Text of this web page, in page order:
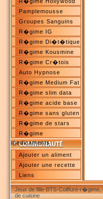
Pamplemousse
Groupes Sanguins
R�gime IG
R�gime Di�t�tique
R�gime Kousmine
R�gime Cr�tois
Auto Hypnose
R�gime Medium Fat
R�gime slim data
R�gime acide base
R�gime sans gluten
R�gime de stars
R�gime
medicaments
Ajouter un aliment
Ajouter une recette
Liens
Jeux de fille-BTS-Coiffure-r�gime,
de cuisine